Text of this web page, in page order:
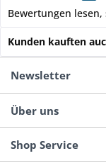
Bewertungen
Kunden kauften
Newsletter
Über uns
Shop Service